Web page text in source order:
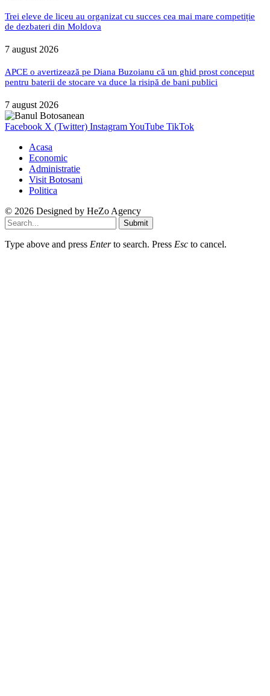
Trei eleve de liceu au organizat cu succes cea mai mare competiție
de dezbateri din Moldova
7 august 2026
APCE o avertizează pe Diana Buzoianu că un ghid prost conceput
pentru baterii de stocare va duce la risipă de bani publici
7 august 2026
Facebook X (Twitter) InstagramYouTube TikTok
Acasa
Economic
Administratie
Visit Botosani
Politica
© 2026 Designed by HeZo Agency
Submit
Type above and press Enterto search. Press Esc to cancel.